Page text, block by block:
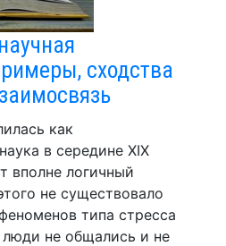
сходства
как
в середине XIX
вполне логичный
не существовало
типа стресса
люди не общались и не